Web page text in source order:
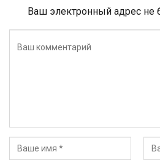
Ваш электронный адрес не